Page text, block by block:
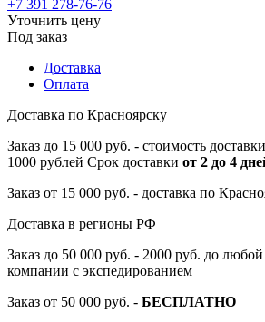
+7 391 278-76-76
Уточнить цену
Под заказ
Доставка
Оплата
Доставка по Красноярску
Заказ до 15 000 руб. - стоимость
1000 рублей Срок доставки от 2 до 4
Заказ от 15 000 руб. - доставка по
Доставка в регионы РФ
Заказ до 50 000 руб. - 2000 руб. до
компании с экспедированием
Заказ от 50 000 руб. - БЕСПЛАТНО